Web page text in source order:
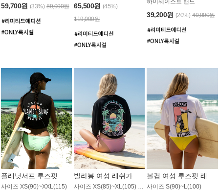
59,700원 (33%) 89,000원 65,500원 (45%)
119,000원
39,200원 (20%) 49,000원
사이즈 XS(90)~XXL(115) 사이즈 XS(85)~XL(105) / 오버핏 사이즈 S(90)~L(100)